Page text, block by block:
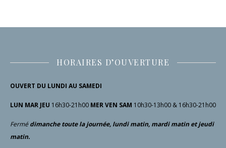
HORAIRES D’OUVERTURE
OUVERT DU LUNDI AU SAMEDI
LUN MAR JEU 16h30-21h00 MER VEN SAM 10h30-13h00 & 16h30-21h00
Fermé dimanche toute la journée, lundi matin, mardi matin et jeudi
matin.